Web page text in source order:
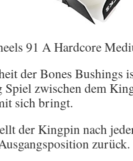
91 A Hardcore
der Bones Bushings
Spiel zwischen dem
sich bringt.
der Kingpin nach
zurück.